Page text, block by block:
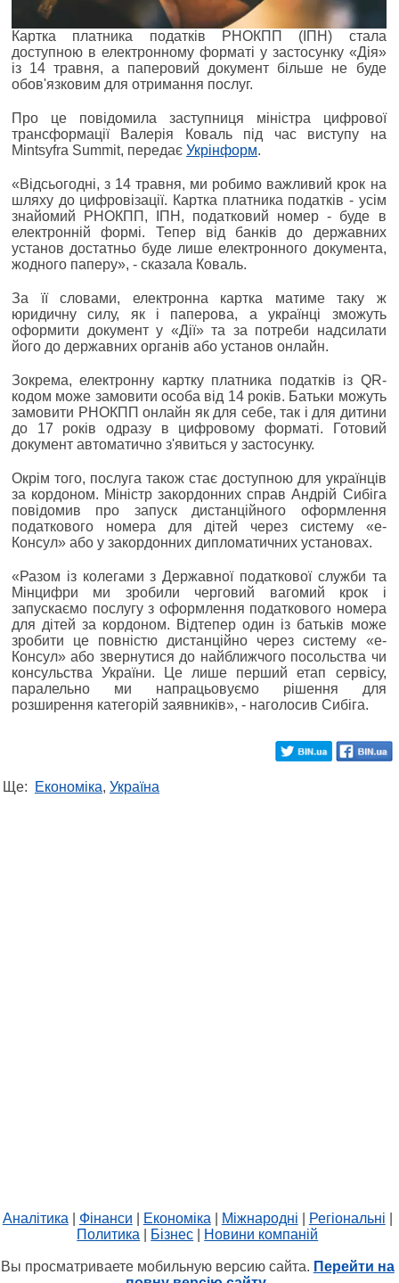
Картка платника податків РНОКПП (ІПН) стала
доступною в електронному форматі у застосунку «Дія»
із 14 травня, а паперовий документ більше не буде
обов'язковим для отримання послуг.
Про це повідомила заступниця міністра цифрової
трансформації Валерія Коваль під час виступу на
Mintsyfra Summit, передає Укрінформ.
«Відсьогодні, з 14 травня, ми робимо важливий крок на
шляху до цифровізації. Картка платника податків - усім
знайомий РНОКПП, ІПН, податковий номер - буде в
електронній формі. Тепер від банків до державних
установ достатньо буде лише електронного документа,
жодного паперу», - сказала Коваль.
За її словами, електронна картка матиме таку ж
юридичну силу, як і паперова, а українці зможуть
оформити документ у «Дії» та за потреби надсилати
його до державних органів або установ онлайн.
Зокрема, електронну картку платника податків із QR-
кодом може замовити особа від 14 років. Батьки можуть
замовити РНОКПП онлайн як для себе, так і для дитини
до 17 років одразу в цифровому форматі. Готовий
документ автоматично з'явиться у застосунку.
Окрім того, послуга також стає доступною для українців
за кордоном. Міністр закордонних справ Андрій Сибіга
повідомив про запуск дистанційного оформлення
податкового номера для дітей через систему «е-
Консул» або у закордонних дипломатичних установах.
«Разом із колегами з Державної податкової служби та
Мінцифри ми зробили черговий вагомий крок і
запускаємо послугу з оформлення податкового номера
для дітей за кордоном. Відтепер один із батьків може
зробити це повністю дистанційно через систему «е-
Консул» або звернутися до найближчого посольства чи
консульства України. Це лише перший етап сервісу,
паралельно ми напрацьовуємо рішення для
розширення категорій заявників», - наголосив Сибіга.
Ще: Економіка, Україна
Аналітика Фінанси Економіка Міжнародні Регіональні
Политика
Бізнес Новини компаній
Вы просматриваете мобильную версию сайта. Перейти на